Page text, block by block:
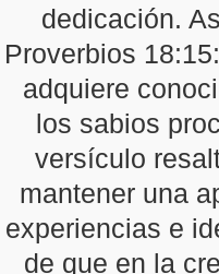
dedicación.
Proverbios
adquiere
los sabios
versículo
mantener una
experiencias e
de que en la